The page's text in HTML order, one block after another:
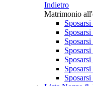
Indietro
Matrimonio